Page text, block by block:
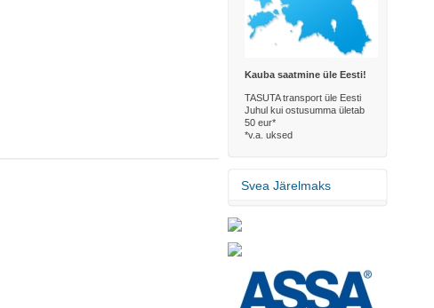
Kauba saatmine üle Eesti!
TASUTA transport üle Eesti
Juhul kui ostusumma ületab
50 eur*
*v.a. uksed
Svea Järelmaks